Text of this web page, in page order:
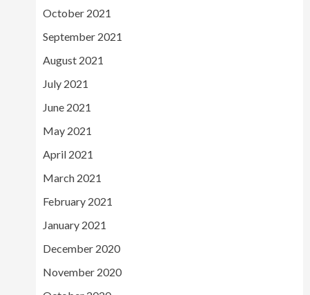
October 2021
September 2021
August 2021
July 2021
June 2021
May 2021
April 2021
March 2021
February 2021
January 2021
December 2020
November 2020